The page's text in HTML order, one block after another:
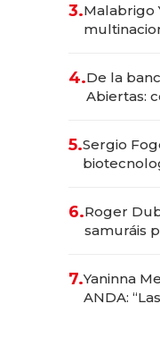
prepara
3.Malabrigo
4.De la
Abiertas:
5.Sergio
6.Roger
samuráis
7.Yaninna
ANDA: